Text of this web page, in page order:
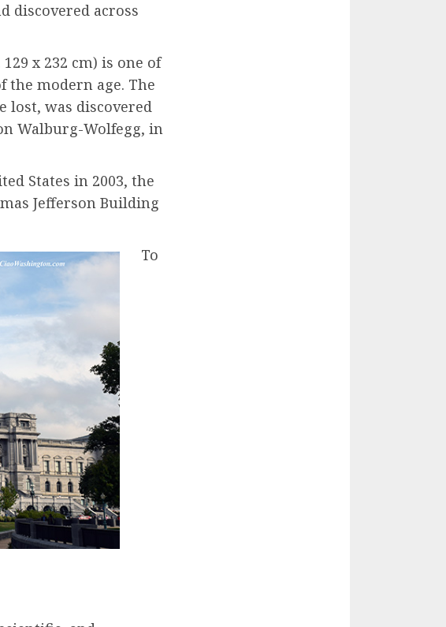
discovered across
x 232 cm) is one of
modern age. The
lost, was discovered
Walburg-Wolfegg, in
States in 2003, the
Jefferson Building
To